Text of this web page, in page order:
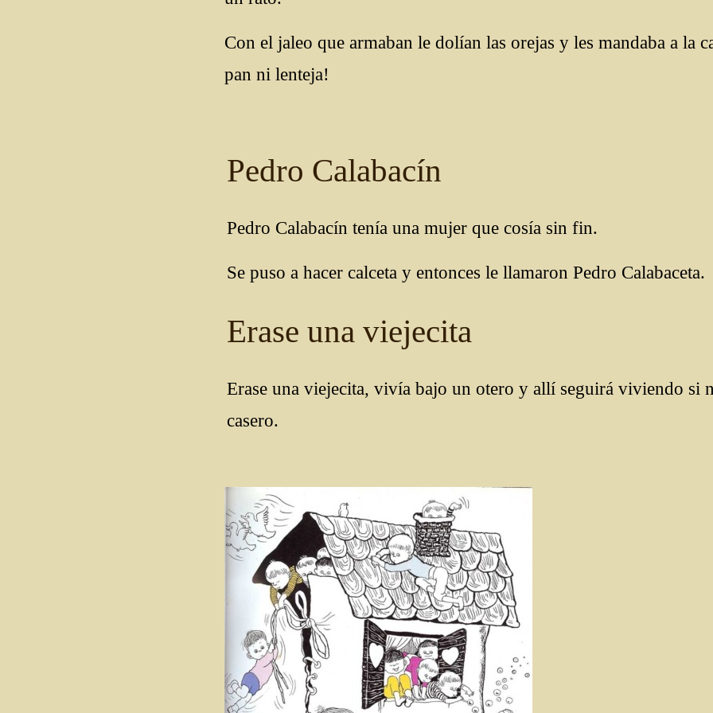
Con el jaleo que armaban le dolían las orejas y les mandaba a la
pan ni lenteja!
Pedro Calabacín
Pedro Calabacín tenía una mujer que cosía sin fin.
Se puso a hacer calceta y entonces le llamaron Pedro Calabaceta.
Erase una viejecita
Erase una viejecita, vivía bajo un otero y allí seguirá viviendo si
casero.